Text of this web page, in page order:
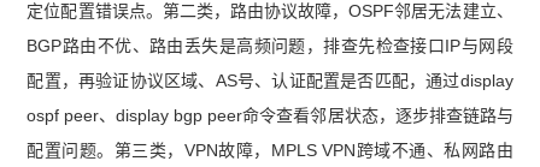
定位配置错误点。第二类，路由协议故障，OSPF邻居无法建立、
BGP路由不优、路由丢失是高频问题，排查先检查接口IP与网段
配置，再验证协议区域、AS号、认证配置是否匹配，通过display
ospf peer、display bgp peer命令查看邻居状态，逐步排查链路与
配置问题。第三类，VPN故障，MPLS VPN跨域不通、私网路由